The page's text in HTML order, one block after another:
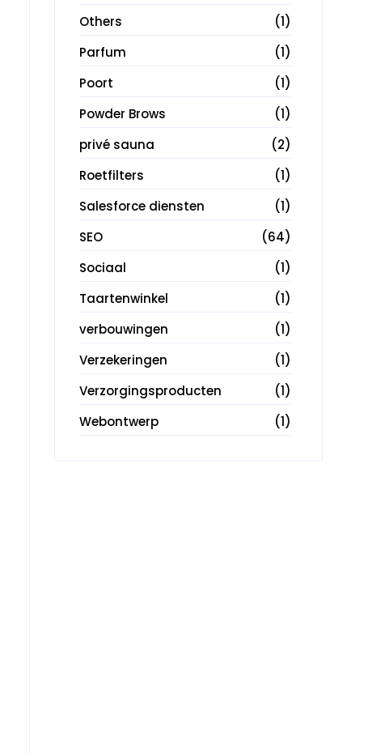
Others
(1)
Parfum
(1)
Poort
(1)
Powder Brows
(1)
privé sauna
(2)
Roetfilters
(1)
Salesforce diensten
(1)
SEO
(64)
Sociaal
(1)
Taartenwinkel
(1)
verbouwingen
(1)
Verzekeringen
(1)
Verzorgingsproducten
(1)
Webontwerp
(1)